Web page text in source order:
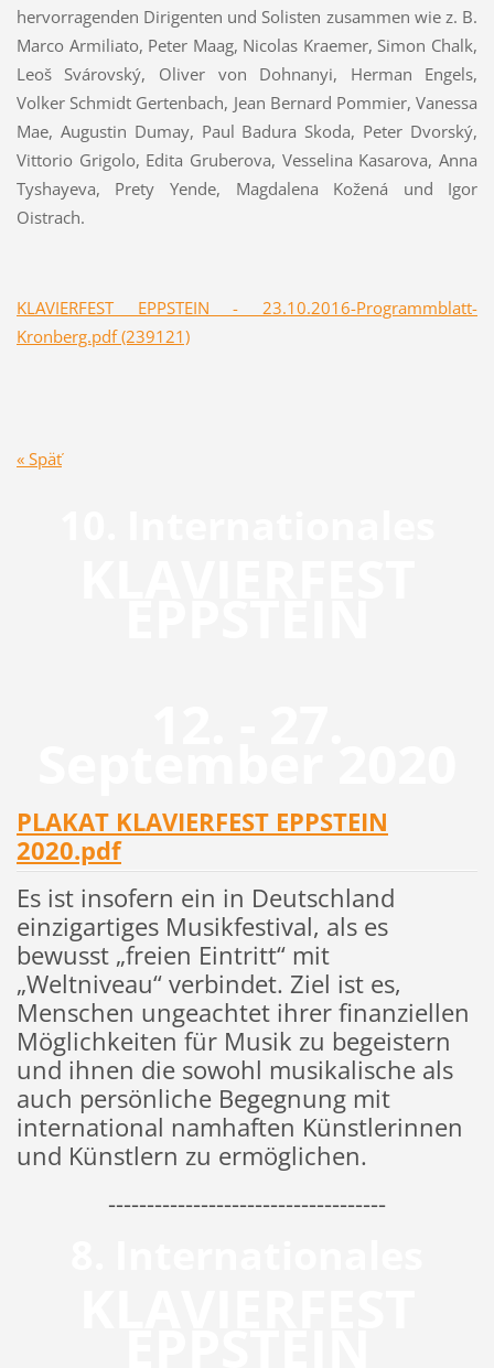
hervorragenden Dirigenten und Solisten zusammen wie z. B.
Marco Armiliato, Peter Maag, Nicolas Kraemer, Simon Chalk,
Leoš Svárovský, Oliver von Dohnanyi, Herman Engels,
Volker Schmidt Gertenbach, Jean Bernard Pommier, Vanessa
Mae, Augustin Dumay, Paul Badura Skoda, Peter Dvorský,
Vittorio Grigolo, Edita Gruberova, Vesselina Kasarova, Anna
Tyshayeva, Prety Yende, Magdalena Kožená und Igor
Oistrach.
KLAVIERFEST EPPSTEIN - 23.10.2016-Programmblatt-
Kronberg.pdf (239121)
« Späť
PLAKAT KLAVIERFEST EPPSTEIN
2020.pdf
Es ist insofern ein in Deutschland
einzigartiges Musikfestival, als es
bewusst „freien Eintritt“ mit
„Weltniveau“ verbindet. Ziel ist es,
Menschen ungeachtet ihrer finanziellen
Möglichkeiten für Musik zu begeistern
und ihnen die sowohl musikalische als
auch persönliche Begegnung mit
international namhaften Künstlerinnen
und Künstlern zu ermöglichen.
------------------------------------